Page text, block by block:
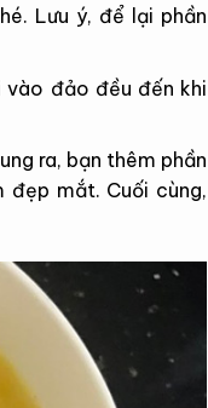
Lưu ý, để lại phần
vào đảo đều đến khi
ra, bạn thêm phần
đẹp mắt. Cuối cùng,